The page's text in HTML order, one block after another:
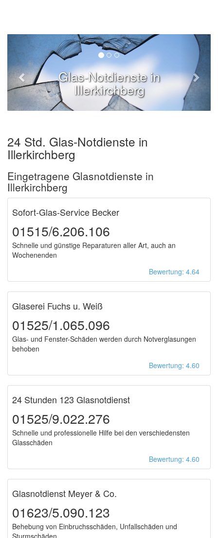
Glas-Notdienste in
Illerkirchberg
24 Std. Glas-Notdienste in
Illerkirchberg
Eingetragene Glasnotdienste in
Illerkirchberg
Sofort-Glas-Service Becker
01515/6.206.106
Schnelle und günstige Reparaturen aller Art, auch an
Wochenenden
Bewertung: 4.64
Glaserei Fuchs u. Weiß
01525/1.065.096
Glas- und Fenster-Schäden werden durch Notverglasungen
behoben
Bewertung: 4.60
24 Stunden 123 Glasnotdienst
01525/9.022.276
Schnelle und professionelle Hilfe bei den verschiedensten
Glasschäden
Bewertung: 4.60
Glasnotdienst Meyer & Co.
01623/5.090.123
Behebung von Einbruchsschäden, Unfallschäden und
Sturmschäden